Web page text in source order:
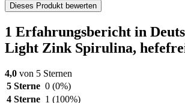
Dieses Produkt bewerten
1 Erfahrungsbericht in
Light Zink Spirulina,
4,0 von 5 Sternen
5 Sterne 0 (0%)
4 Sterne 1 (100%)